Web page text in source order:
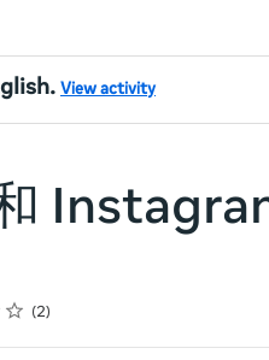
View activity
2